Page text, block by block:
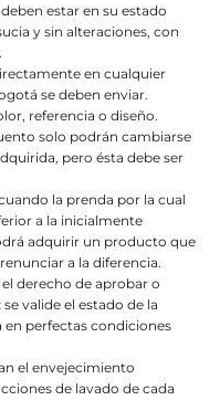
estar en su estado
y sin alteraciones, con
en cualquier
se deben enviar.
referencia o diseño.
solo podrán cambiarse
pero ésta debe ser
la prenda por la cual
a la inicialmente
adquirir un producto que
a la diferencia.
el derecho de aprobar o
valide el estado de la
en perfectas condiciones
el envejecimiento
de lavado de cada